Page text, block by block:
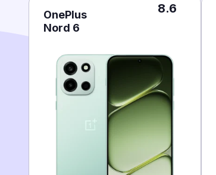
OnePlus
Nord 6
8.6